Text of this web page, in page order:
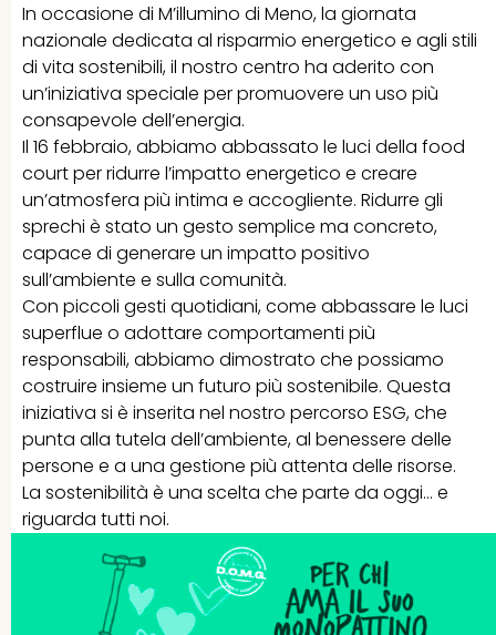
In occasione di M’illumino di Meno, la giornata
nazionale dedicata al risparmio energetico e agli stili
di vita sostenibili, il nostro centro ha aderito con
un’iniziativa speciale per promuovere un uso più
consapevole dell’energia.
Il 16 febbraio, abbiamo abbassato le luci della food
court per ridurre l’impatto energetico e creare
un’atmosfera più intima e accogliente. Ridurre gli
sprechi è stato un gesto semplice ma concreto,
capace di generare un impatto positivo
sull’ambiente e sulla comunità.
Con piccoli gesti quotidiani, come abbassare le luci
superflue o adottare comportamenti più
responsabili, abbiamo dimostrato che possiamo
costruire insieme un futuro più sostenibile. Questa
iniziativa si è inserita nel nostro percorso ESG, che
punta alla tutela dell’ambiente, al benessere delle
persone e a una gestione più attenta delle risorse.
La sostenibilità è una scelta che parte da oggi… e
riguarda tutti noi.